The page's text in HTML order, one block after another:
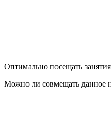
Оптимально посещать
Можно ли совмещать данное